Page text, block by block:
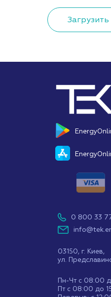
0 800 33
03150, г. Киев,
ул.
Пн-Чт с 08:00
Пт с 08:00 до